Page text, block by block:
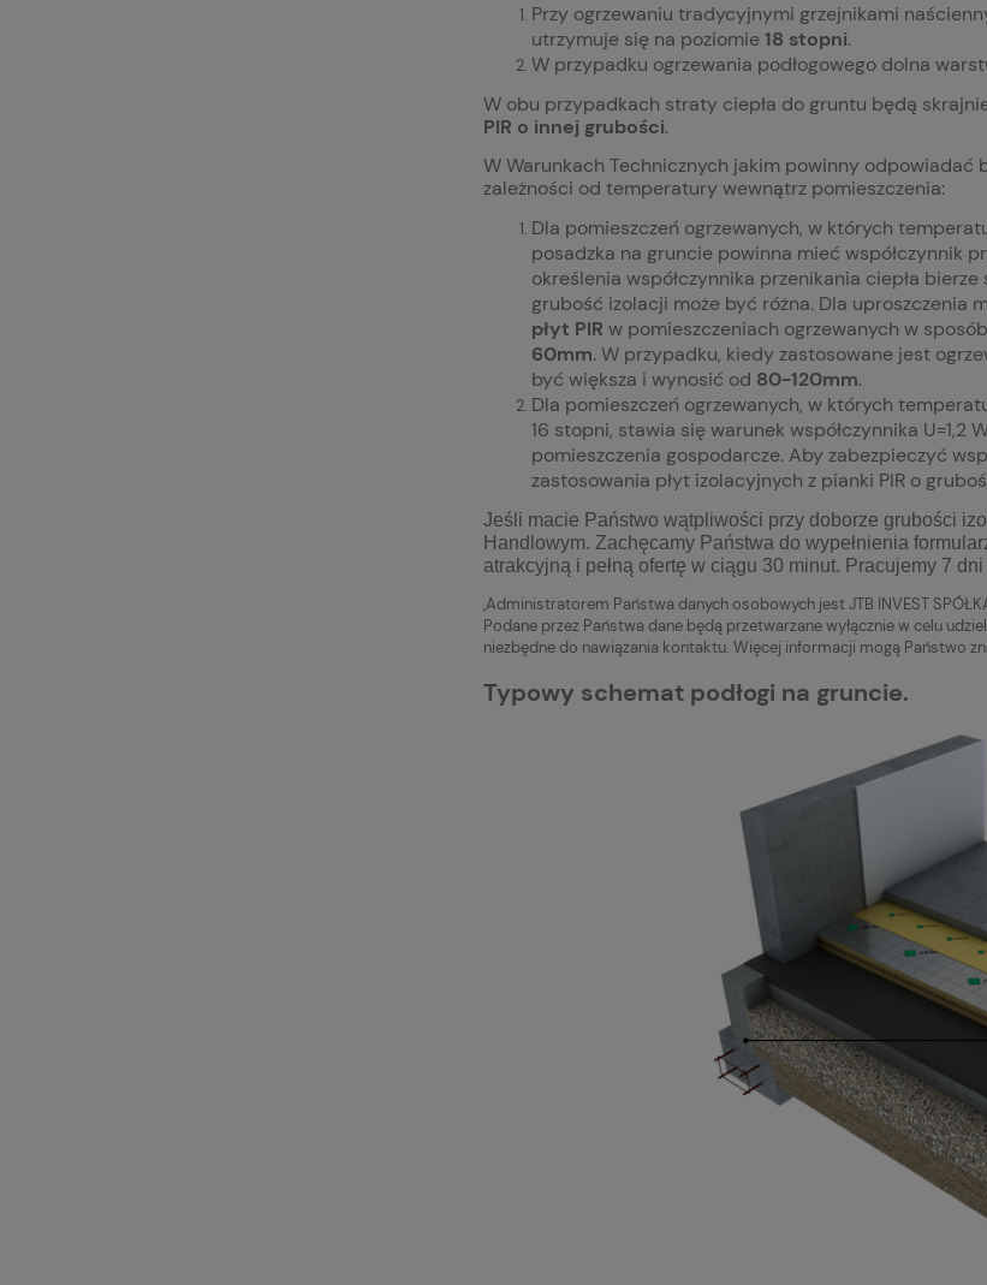
Przy ogrzewaniu tradycyjnymi grzejnikami
utrzymuje się na poziomie18 stopni.
W przypadku ogrzewania podłogowego dolna
W obu przypadkach straty ciepła do gruntu będą
PIR o innej grubości.
W Warunkach Technicznych jakim powinny
zależności od temperatury wewnątrz pomieszczenia:
Dla pomieszczeń ogrzewanych, w których
posadzka na gruncie powinna mieć współczynnik
określenia współczynnika przenikania ciepła
grubość izolacji może być różna. Dla uproszczenia
płyt PIR w pomieszczeniach ogrzewanych w
60mm. W przypadku, kiedy zastosowane jest
być większa i wynosić od 80-120mm.
Dla pomieszczeń ogrzewanych, w których
16 stopni, stawia się warunek współczynnika U=1,2
pomieszczenia gospodarcze. Aby zabezpieczyć
zastosowania płyt izolacyjnych z pianki PIR o
Jeśli macie Państwo wątpliwości przy doborze grubości
Handlowym. Zachęcamy Państwa do wypełnienia
atrakcyjną i pełną ofertę w ciągu 30 minut. Pracujemy 7
,Administratorem Państwa danych osobowych jest JTB INVEST
Podane przez Państwa dane będą przetwarzane wyłącznie w celu
niezbędne do nawiązania kontaktu. Więcej informacji mogą Państwo
Typowy schemat podłogi na gruncie.